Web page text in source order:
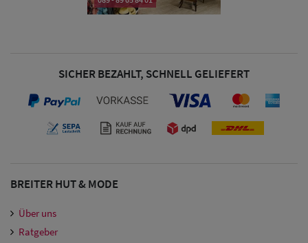
Schutz Caps
Bandana Caps
Damen
Sonnenschilder
Damen
Damen Caps
SICHER BEZAHLT, SCHNELL GELIEFERT
BREITER HUT & MODE
Über uns
Ratgeber